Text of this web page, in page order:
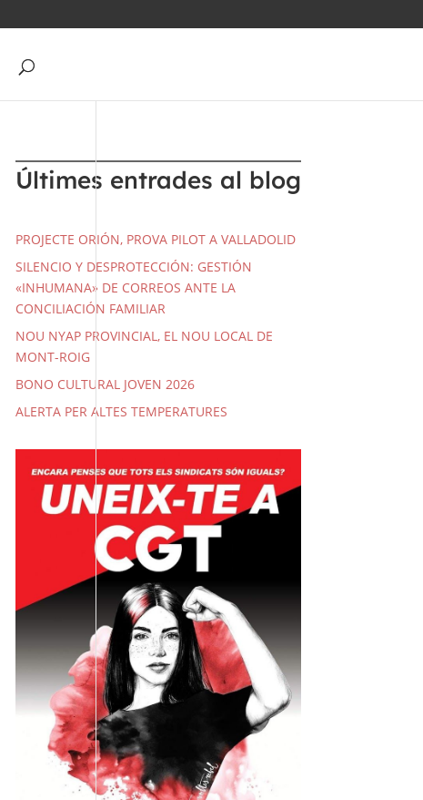
Últimes entrades al blog
PROJECTE ORIÓN, PROVA PILOT A VALLADOLID
SILENCIO Y DESPROTECCIÓN: GESTIÓN
«INHUMANA» DE CORREOS ANTE LA
CONCILIACIÓN FAMILIAR
NOU NYAP PROVINCIAL, EL NOU LOCAL DE
MONT-ROIG
BONO CULTURAL JOVEN 2026
ALERTA PER ALTES TEMPERATURES